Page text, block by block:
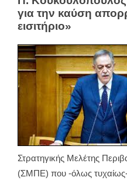
για την καύση
εισιτήριο»
Στρατηγικής Μελέτης
(ΣΜΠΕ) που -όλως